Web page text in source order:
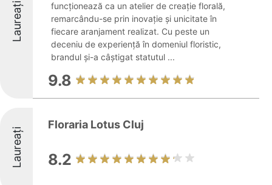
Laureați
funcționează ca un atelier de creație florală,
remarcându-se prin inovație și unicitate în
fiecare aranjament realizat. Cu peste un
deceniu de experiență în domeniul floristic,
brandul și-a câștigat statutul ...
9.8
Laureați
Floraria Lotus Cluj
8.2